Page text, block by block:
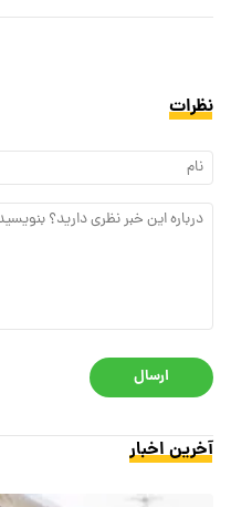
نظرات
ارسال
آخرین اخبار